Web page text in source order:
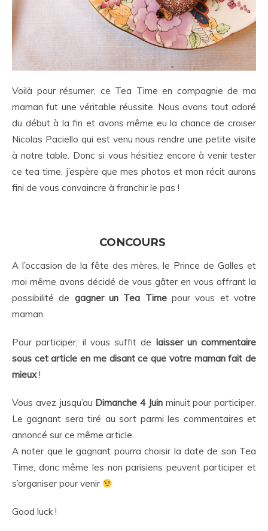
Voilà pour résumer, ce Tea Time en compagnie de ma
maman fut une véritable réussite. Nous avons tout adoré
du début à la fin et avons même eu la chance de croiser
Nicolas Paciello qui est venu nous rendre une petite visite
à notre table. Donc si vous hésitiez encore à venir tester
ce tea time, j’espère que mes photos et mon récit aurons
fini de vous convaincre à franchir le pas !
CONCOURS
A l’occasion de la fête des mères, le Prince de Galles et
moi même avons décidé de vous gâter en vous offrant la
possibilité de gagner un Tea Timepour vous et votre
maman.
Pour participer, il vous suffit de laisser un commentaire
sous cet article en me disant ce que votre maman fait de
mieux!
Vous avez jusqu’au Dimanche 4 Juinminuit pour participer.
Le gagnant sera tiré au sort parmi les commentaires et
annoncé sur ce même article.
A noter que le gagnant pourra choisir la date de son Tea
Time, donc même les non parisiens peuvent participer et
s’organiser pour venir
Good luck !